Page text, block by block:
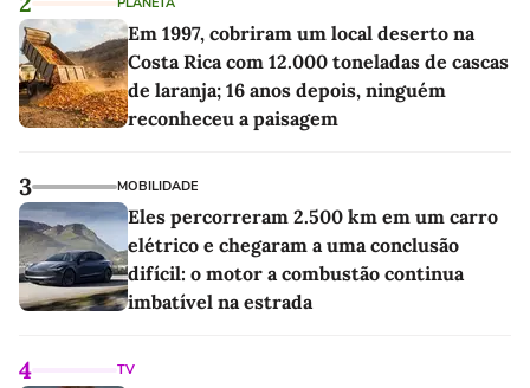
Em 1997, cobriram um local deserto na
Costa Rica com 12.000 toneladas de cascas
de laranja; 16 anos depois, ninguém
reconheceu a paisagem
3 MOBILIDADE
Eles percorreram 2.500 km em um carro
elétrico e chegaram a uma conclusão
difícil: o motor a combustão continua
imbatível na estrada
4 TV